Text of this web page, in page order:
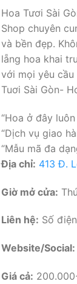
Hoa Tươi Sài
Shop chuyên
và bền đẹp.
lẵng hoa khai
với mọi yêu
Tuơi Sài Gòn-
“Hoa ở đây
“Dịch vụ giao
“Mẫu mã đa
Địa chỉ: 413 Đ.
Giờ mở cửa:
Liên hệ: Số
Website/Social:
Giá cả: